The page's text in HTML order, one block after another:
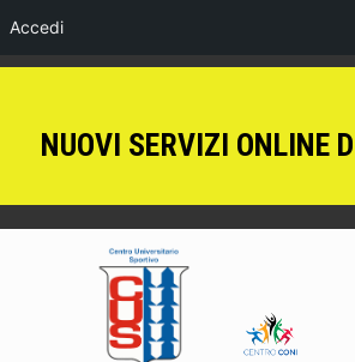
Accedi
NUOVI SERVIZI ONLINE